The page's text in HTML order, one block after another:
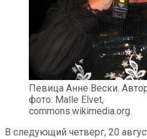
Певица Анне Вески.
фото: Malle Elvet,
commons.wikimedia.org.
В следующий четверг, 20